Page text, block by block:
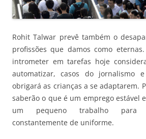
Rohit Talwar prevê também o
profissões que damos como
intrometer em tarefas hoje
automatizar, casos do jornalismo
obrigará as crianças a se adaptarem.
saberão o que é um emprego estável
um pequeno trabalho para
constantemente de uniforme.